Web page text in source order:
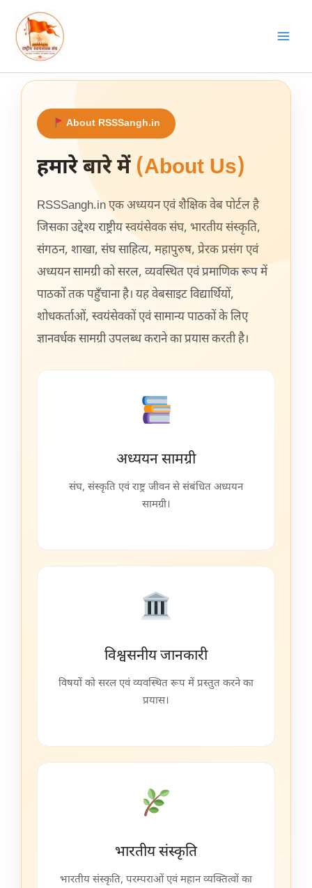
content
About RSSSangh.in
हमारे बारे में (About Us)
RSSSangh.in एक अध्ययन एवं शैक्षिक वेब पोर्टल है
जिसका उद्देश्य राष्ट्रीय स्वयंसेवक संघ, भारतीय संस्कृति,
संगठन, शाखा, संघ साहित्य, महापुरुष, प्रेरक प्रसंग एवं
अध्ययन सामग्री को सरल, व्यवस्थित एवं प्रमाणिक रूप में
पाठकों तक पहुँचाना है। यह वेबसाइट विद्यार्थियों,
शोधकर्ताओं, स्वयंसेवकों एवं सामान्य पाठकों के लिए
ज्ञानवर्धक सामग्री उपलब्ध कराने का प्रयास करती है।
अध्ययन सामग्री
संघ, संस्कृति एवं राष्ट्र जीवन से संबंधित अध्ययन
सामग्री।
विश्वसनीय जानकारी
विषयों को सरल एवं व्यवस्थित रूप में प्रस्तुत करने का
प्रयास।
भारतीय संस्कृति
भारतीय संस्कृति, परम्पराओं एवं महान व्यक्तित्वों का